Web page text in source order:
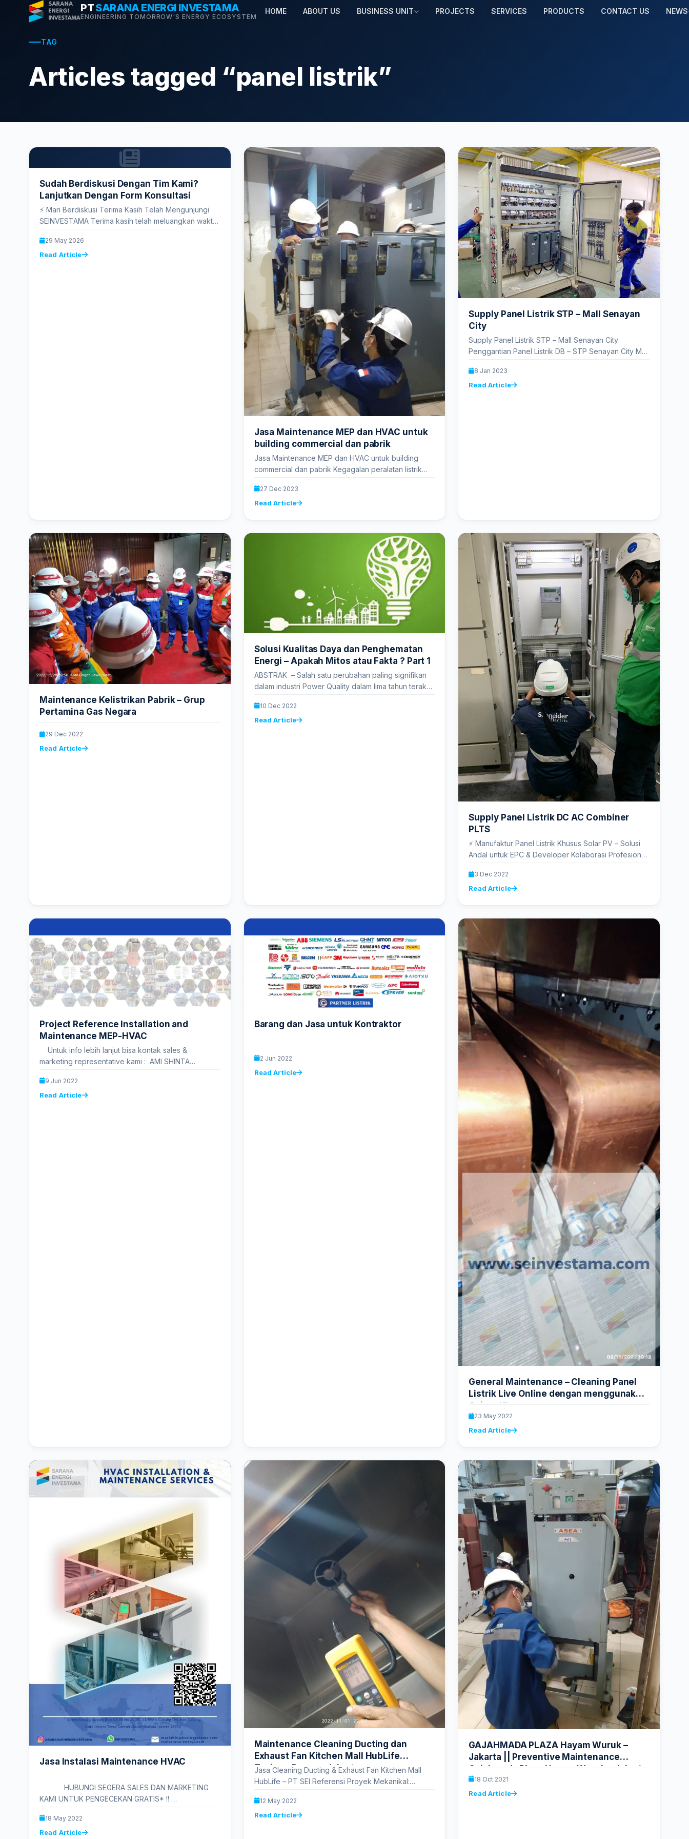
PTSARANA ENERGI INVESTAMA
ENGINEERING TOMORROW'S ENERGY ECOSYSTEM
HOME ABOUT US BUSINESS UNIT PROJECTS SERVICES PRODUCTS CONTACT US
TAG
Articles tagged “panel listrik”
Sudah Berdiskusi Dengan Tim Kami?
Lanjutkan Dengan Form Konsultasi
⚡ Mari Berdiskusi Terima Kasih Telah Mengunjungi
SEINVESTAMA Terima kasih telah meluangkan waktu
SEINVESTAMA,…
29 May 2026
Read Article
Jasa Maintenance MEP dan HVAC untuk
building commercial dan pabrik
Jasa Maintenance MEP dan HVAC untuk building
commercial dan pabrik Kegagalan peralatan listrik
kerusakan dan…
27 Dec 2023
Read Article
Supply Panel Listrik STP – Mall Senayan
City
Supply Panel Listrik STP – Mall Senayan City
Penggantian Panel Listrik DB – STP Senayan City Mall
8 Jan 2023
Read Article
Maintenance Kelistrikan Pabrik – Grup
Pertamina Gas Negara
29 Dec 2022
Read Article
Solusi Kualitas Daya dan Penghematan
Energi – Apakah Mitos atau Fakta ? Part 1
ABSTRAK – Salah satu perubahan paling signifikan
dalam industri Power Quality dalam lima tahun terakhir
10 Dec 2022
Read Article
Supply Panel Listrik DC AC Combiner
PLTS
⚡ Manufaktur Panel Listrik Khusus Solar PV – Solusi
Andal untuk EPC & Developer Kolaborasi Profesional
3 Dec 2022
Read Article
Project Reference Installation and
Maintenance MEP-HVAC
Untuk info lebih lanjut bisa kontak sales &
marketing representative kami : AMI SHINTA
9 Jun 2022
Read Article
Barang dan Jasa untuk Kontraktor
2 Jun 2022
Read Article
General Maintenance – Cleaning Panel
Listrik Live Online dengan menggunakan
Cairan Khusus
23 May 2022
Read Article
Jasa Instalasi Maintenance HVAC
HUBUNGI SEGERA SALES DAN MARKETING
KAMI UNTUK PENGECEKAN GRATIS* !!
18 May 2022
Read Article
Maintenance Cleaning Ducting dan
Exhaust Fan Kitchen Mall HubLife
Tanjung Duren – Jakarta
Jasa Cleaning Ducting & Exhaust Fan Kitchen Mall
HubLife – PT SEI Referensi Proyek Mekanikal:
12 May 2022
Read Article
GAJAHMADA PLAZA Hayam Wuruk –
Jakarta || Preventive Maintenance
Gajahmada Plaza Hayam Wuruk – Jakarta
18 Oct 2021
Read Article